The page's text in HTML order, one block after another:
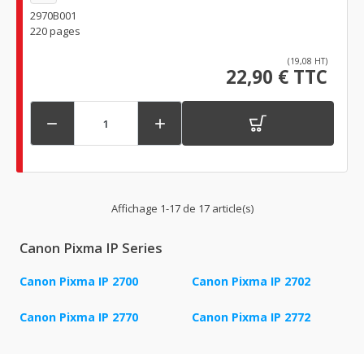
2970B001
220 pages
(19,08 HT)
22,90 € TTC
 
Affichage 1-17 de 17 article(s)
Canon Pixma IP Series
Canon Pixma IP 2700 Canon Pixma IP 2702
Canon Pixma IP 2770 Canon Pixma IP 2772